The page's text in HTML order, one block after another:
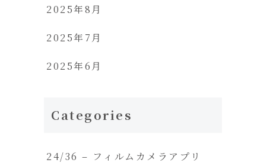
2025年8月
2025年7月
2025年6月
Categories
24/36 – フィルムカメラアプリ